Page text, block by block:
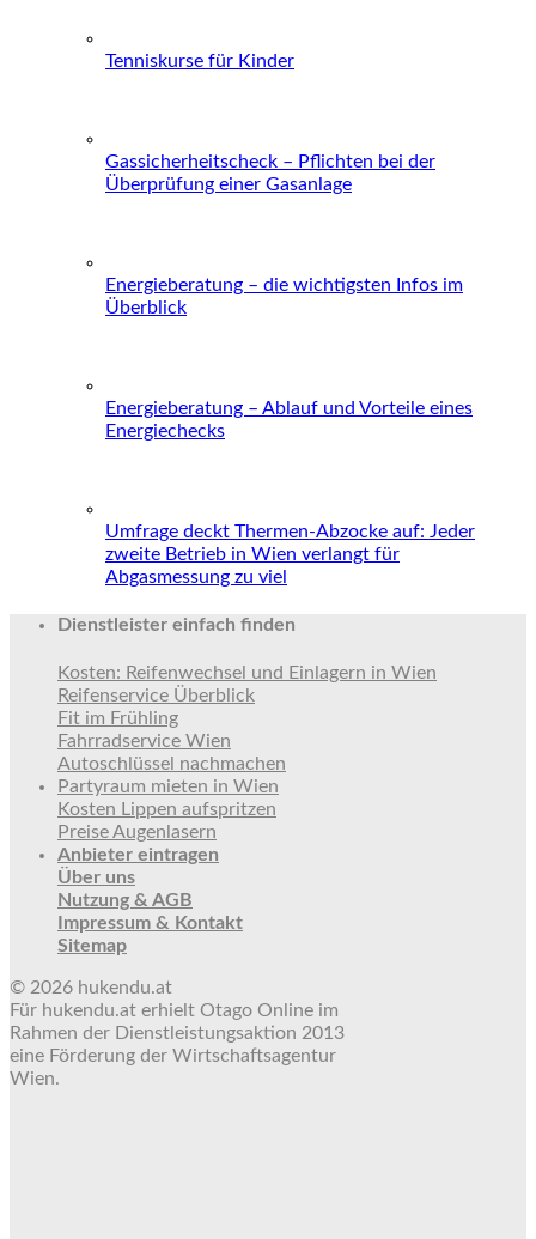
Tenniskurse für Kinder
Gassicherheitscheck – Pflichten bei der
Überprüfung einer Gasanlage
Energieberatung – die wichtigsten Infos im
Überblick
Energieberatung – Ablauf und Vorteile eines
Energiechecks
Umfrage deckt Thermen-Abzocke auf: Jeder
zweite Betrieb in Wien verlangt für
Abgasmessung zu viel
Dienstleister einfach finden
Kosten: Reifenwechsel und Einlagern in Wien
Reifenservice Überblick
Fit im Frühling
Fahrradservice Wien
Autoschlüssel nachmachen
Partyraum mieten in Wien
Kosten Lippen aufspritzen
Preise Augenlasern
Anbieter eintragen
Über uns
Nutzung & AGB
Impressum & Kontakt
Sitemap
© 2026 hukendu.at
Für hukendu.at erhielt Otago Online im
Rahmen der Dienstleistungsaktion 2013
eine Förderung der Wirtschaftsagentur
Wien.